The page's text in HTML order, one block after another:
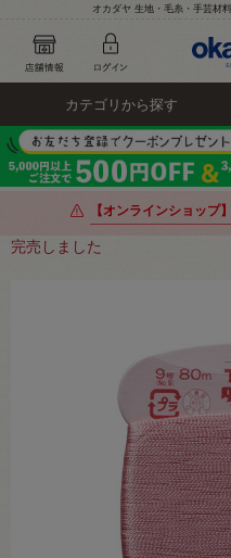
オカダヤ 生地・毛糸・手芸材
カテゴリから探す
【オンラインショップ
完売しました